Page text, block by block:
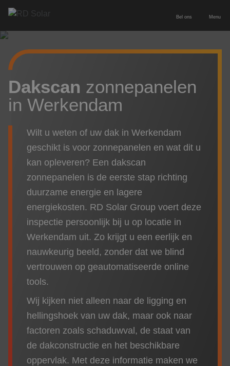
Bel ons Menu
Thuisbatterij
Europees geproduceerde batterij
Laadpaal inclusief installatie
Zonnepanelen zakelijk
Zonnepanelen particulier
Diensten
Service & onderhoud
Leveren & installeren
Voor wie
Zakelijk & MKB
Nieuwbouw
Particulier
Adviesgesprek aanvragen
Referenties
Dakscan zonnepanelen
in Werkendam
Wilt u weten of uw dak in Werkendam
geschikt is voor zonnepanelen en wat dit u
kan opleveren? Een dakscan
zonnepanelen is de eerste stap richting
duurzame energie en lagere
energiekosten. RD Solar Group voert deze
inspectie persoonlijk bij u op locatie in
Werkendam uit. Zo krijgt u een eerlijk en
nauwkeurig beeld, zonder dat we blind
vertrouwen op geautomatiseerde online
tools.
Wij kijken niet alleen naar de ligging en
hellingshoek van uw dak, maar ook naar
factoren zoals schaduwval, de staat van
de dakconstructie en het beschikbare
oppervlak. Met deze informatie maken we